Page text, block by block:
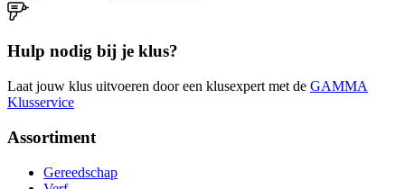
Hulp nodig bij je klus?
Laat jouw klus uitvoeren door een klusexpert met de GAMMA
Klusservice
Assortiment
Gereedschap